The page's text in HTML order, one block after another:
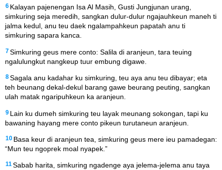
6 Kalayan pajenengan Isa Al Masih, Gusti Jungjunan urang,
simkuring seja meredih, sangkan dulur-dulur ngajauhkeun maneh ti
jalma kedul, anu teu daek ngalampahkeun papatah anu ti
simkuring sapara kanca.
7Simkuring geus mere conto: Salila di aranjeun, tara teuing
ngalulungkut nangkeup tuur embung digawe.
8Sagala anu kadahar ku simkuring, teu aya anu teu dibayar; eta
teh beunang dekal-dekul barang gawe beurang peuting, sangkan
ulah matak ngaripuhkeun ka aranjeun.
9 Lain ku dumeh simkuring teu layak meunang sokongan, tapi ku
bawaning hayang mere conto pikeun turutaneun aranjeun.
10 Basa keur di aranjeun tea, simkuring geus mere ieu pamadegan:
“Mun teu ngoprek moal nyapek.”
11 Sabab harita, simkuring ngadenge aya jelema-jelema anu taya